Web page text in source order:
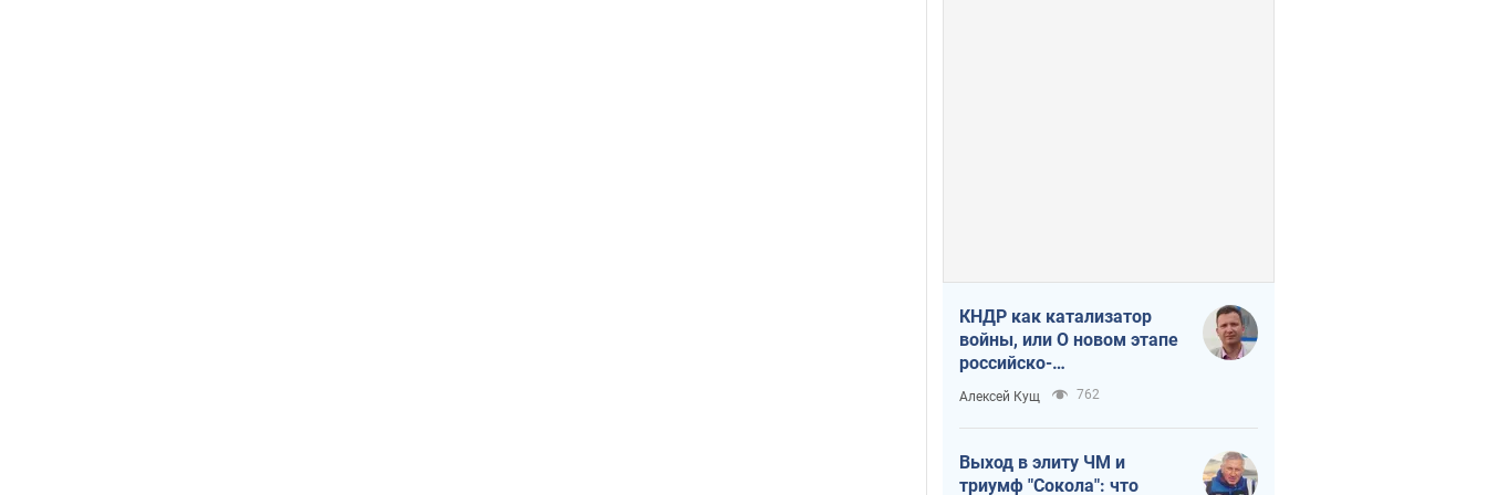
КНДР как катализатор
войны, или О новом этапе
российско-
северокорейского союза
Алексей Кущ 762
Выход в элиту ЧМ и
триумф "Сокола": что